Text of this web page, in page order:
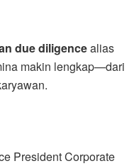
due diligencealias
makin lengkap—dari
President Corporate